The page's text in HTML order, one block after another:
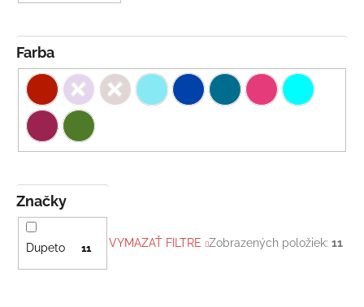
Značky
Dupeto 11
Farba
VYMAZAŤ FILTRE Zobrazených položiek:11